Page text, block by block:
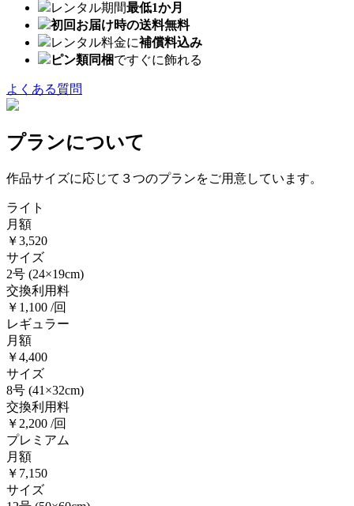
レンタル期間最低1か月
初回お届け時の送料無料
レンタル料金に補償料込み
ピン類同梱ですぐに飾れる
よくある質問
プランについて
作品サイズに応じて３つのプランをご用意しています。
ライト
月額
￥3,520
サイズ
2号 (24×19cm)
交換利用料
￥1,100 /回
レギュラー
月額
￥4,400
サイズ
8号 (41×32cm)
交換利用料
￥2,200 /回
プレミアム
月額
￥7,150
サイズ